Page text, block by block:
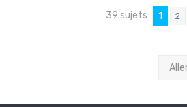
39 sujets 1 2